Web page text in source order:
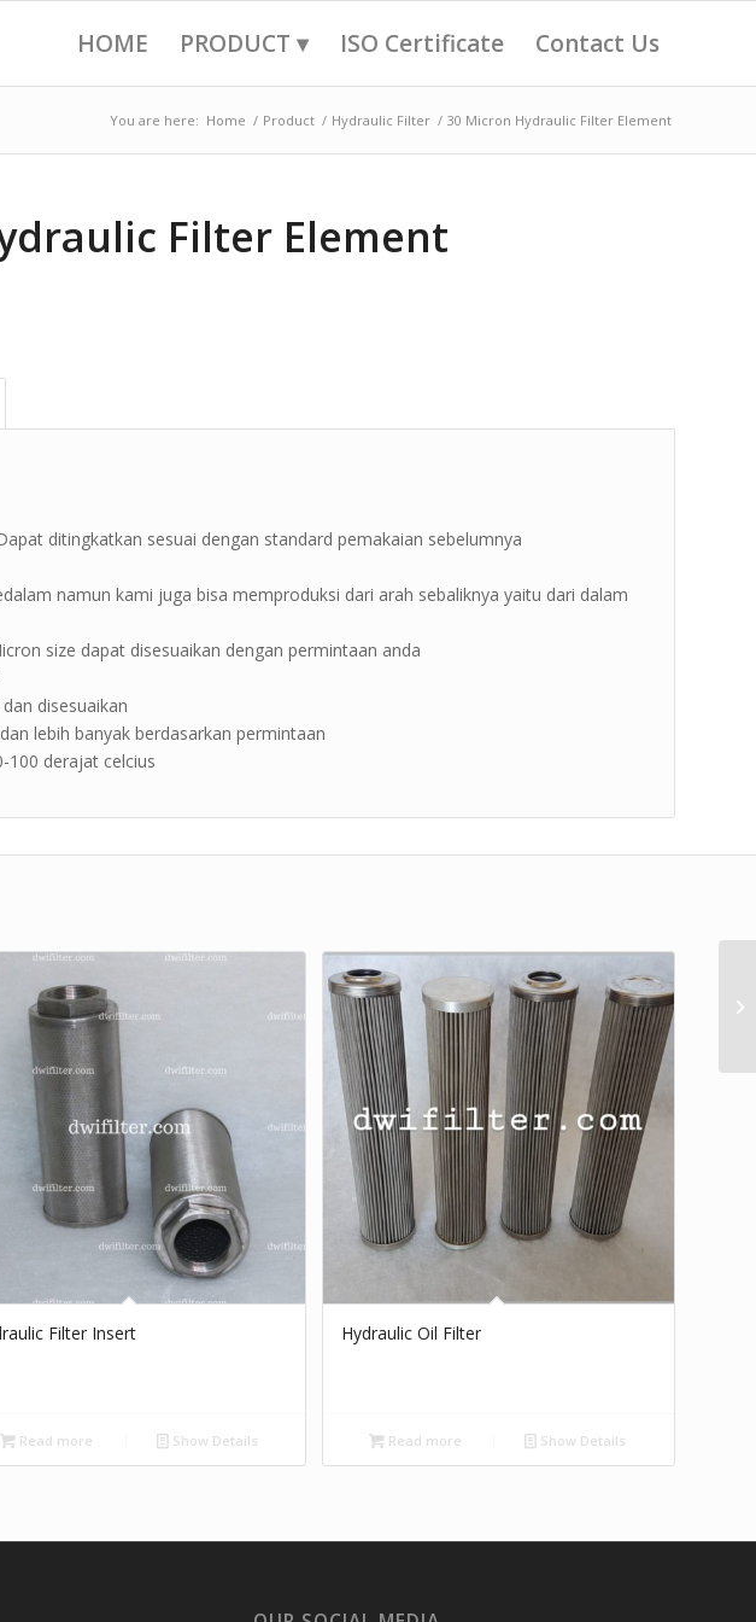
HOME PRODUCT ▾ ISO Certificate Contact Us
You are here: Home / Product / Hydraulic Filter / 30 Micron Hydraulic Filter Element
Filter Element
ditingkatkan sesuai dengan standard pemakaian sebelumnya
namun kami juga bisa memproduksi dari arah sebaliknya yaitu dari dalam
size dapat disesuaikan dengan permintaan anda
disesuaikan
lebih banyak berdasarkan permintaan
100 derajat celcius
Filter Insert
Read more Show Details
Hydraulic Oil Filter
Read more Show Details